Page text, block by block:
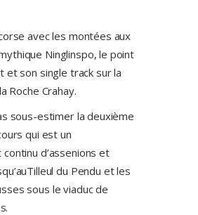
avec les montées aux
Ninglinspo, le point
et son single track sur la
Roche Crahay.
sous-estimer la deuxième
qui est un
d’assenions et
du Pendu et les
sous le viaduc de